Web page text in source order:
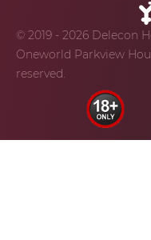
© 2019 - 2026 Delecon
Oneworld Parkview
reserved.